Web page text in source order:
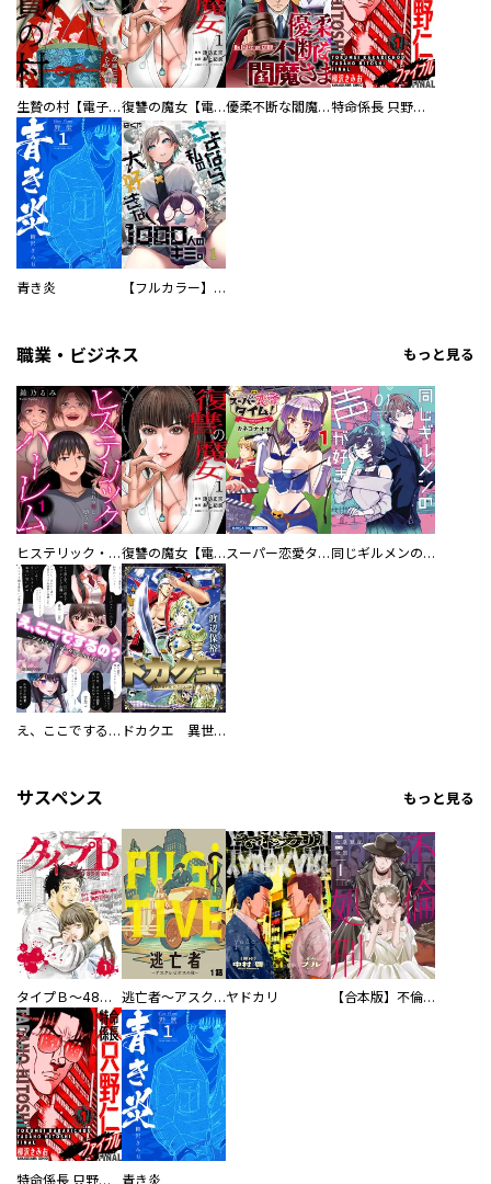
生贄の村【電子単行本版】 復讐の魔女【電子単行本版】 優柔不断な閻魔さま 特命係長 只野仁ファイナル 愛蔵版
青き炎 【フルカラー】さよなら、私の大好きな１０００人のキミ。
職業・ビジネス もっと見る
ヒステリック・ハーレム～搾られる男と堕ちる女～【電子単行本版】 復讐の魔女【電子単行本版】 スーパー恋愛タイム！～現場でドＳな彼女は自宅でデレる～ 同じギルメンの声が好き
え、ここでするの？ アイドルのファンが知らない日常 ドカクエ 異世界ドカコッククエスト
サスペンス もっと見る
タイプＢ～48時間後、致死率100％～【単話】 逃亡者～アスクレピオスの杖～ヤドカリ 【合本版】不倫処刑
特命係長 只野仁ファイナル 愛蔵版 青き炎